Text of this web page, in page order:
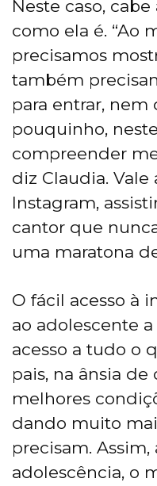
Neste caso,
como ela é. “Ao
precisamos
também
para entrar, nem
pouquinho,
compreender
diz Claudia.
Instagram,
cantor que
uma maratona
O fácil acesso à
ao adolescente
acesso a tudo o
pais, na ânsia
melhores
dando muito
precisam.
adolescência, o